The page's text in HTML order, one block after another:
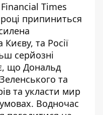
Times
припиниться
Києву, та Росії
серйозні
що Дональд
та
та укласти мир
Водночас